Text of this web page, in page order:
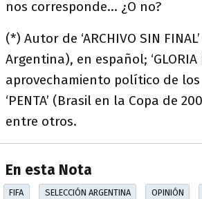
nos corresponde… ¿O no?
(*) Autor de ‘ARCHIVO SIN
Argentina), en español; ‘GLORIA
aprovechamiento político de
‘PENTA’ (Brasil en la Copa de
entre otros.
En esta Nota
FIFA SELECCIÓN ARGENTINA OPINIÓN